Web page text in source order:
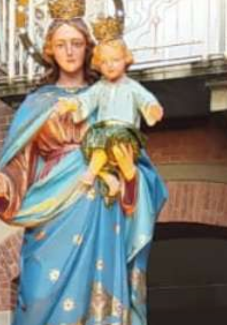
Collabora con noi
Notizie
Contatti